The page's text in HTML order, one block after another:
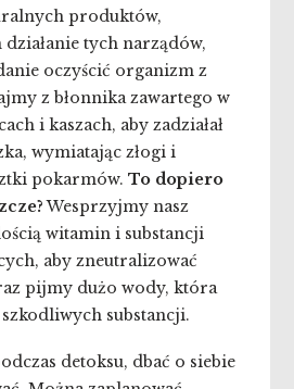
produktów,
tych narządów,
oczyścić organizm z
z błonnika zawartego w
i kaszach, aby zadziałał
wymiatając złogi i
pokarmów.To dopiero
Wesprzyjmy nasz
witamin i substancji
aby zneutralizować
pijmy dużo wody, która
substancji.
detoksu, dbać o siebie